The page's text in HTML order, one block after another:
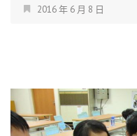
2016 年 6 月 8 日